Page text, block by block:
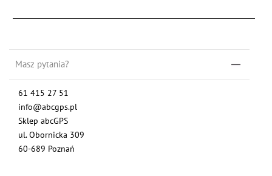
Masz pytania?
61 415 27 51
info@abcgps.pl
Sklep abcGPS
ul. Obornicka 309
60-689 Poznań